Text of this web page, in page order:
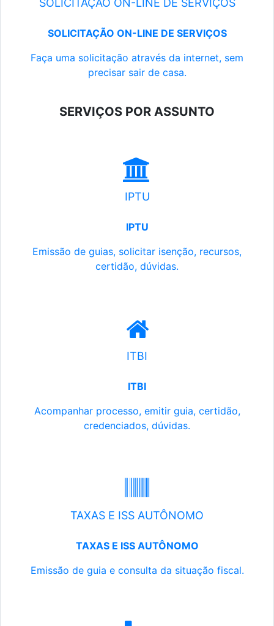
SOLICITAÇÃO ON-LINE DE SERVIÇOS
SOLICITAÇÃO ON-LINE DE SERVIÇOS
Faça uma solicitação através da internet, sem
precisar sair de casa.
SERVIÇOS POR ASSUNTO
IPTU
IPTU
Emissão de guias, solicitar isenção, recursos,
certidão, dúvidas.
ITBI
ITBI
Acompanhar processo, emitir guia, certidão,
credenciados, dúvidas.
TAXAS E ISS AUTÔNOMO
TAXAS E ISS AUTÔNOMO
Emissão de guia e consulta da situação fiscal.